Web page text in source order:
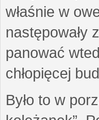
właśnie w
następowały
panować
chłopięcej
Było to w